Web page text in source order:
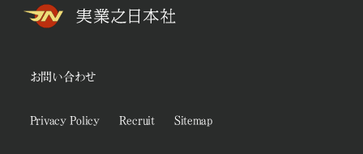
お問い合わせ
Privacy Policy Recruit Sitemap